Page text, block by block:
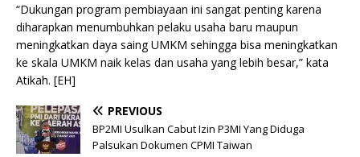
“Dukungan program pembiayaan ini sangat penting karena
diharapkan menumbuhkan pelaku usaha baru maupun
meningkatkan daya saing UMKM sehingga bisa meningkatkan
ke skala UMKM naik kelas dan usaha yang lebih besar,” kata
Atikah. [EH]
PREVIOUS
BP2MI Usulkan Cabut Izin P3MI Yang Diduga
Palsukan Dokumen CPMI Taiwan